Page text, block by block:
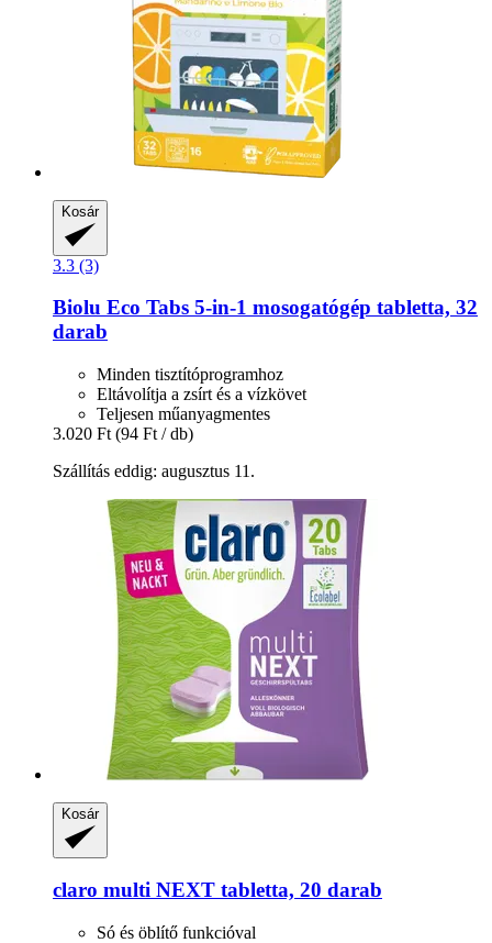
Kosár
3.3 (3)
Biolu Eco Tabs 5-​in-​1 mosogatógép tabletta, 32
darab
Minden tisztítóprogramhoz
Eltávolítja a zsírt és a vízkövet
Teljesen műanyagmentes
3.020 Ft (94 Ft / db)
Szállítás eddig: augusztus 11.
Kosár
claro multi NEXT tabletta, 20 darab
Só és öblítő funkcióval